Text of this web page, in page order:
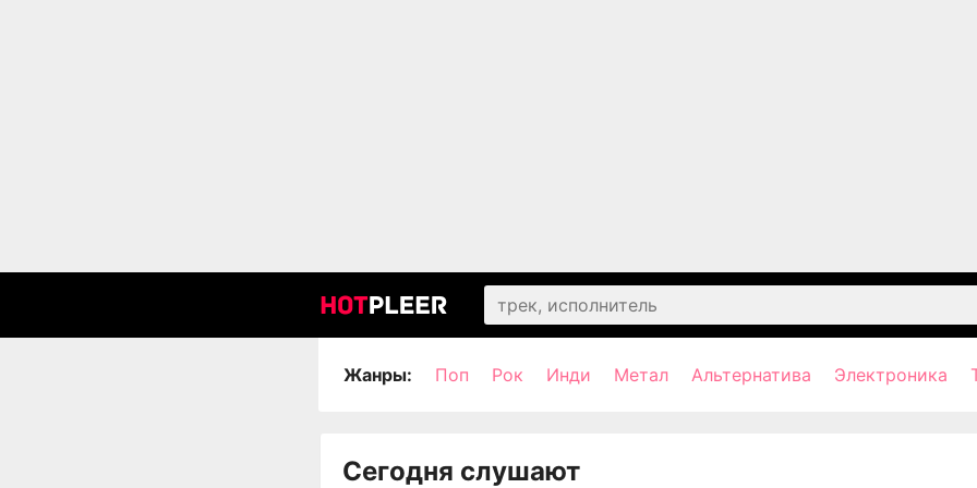
Жанры: Поп Рок Инди Метал Альтернатива Электроника
Сегодня слушают